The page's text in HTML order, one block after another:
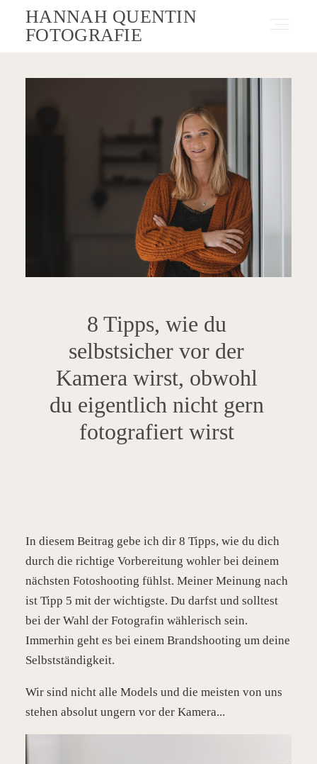
HANNAH QUENTIN
FOTOGRAFIE
8 Tipps, wie du
selbstsicher vor der
Kamera wirst, obwohl
du eigentlich nicht gern
fotografiert wirst
In diesem Beitrag gebe ich dir 8 Tipps, wie du dich
durch die richtige Vorbereitung wohler bei deinem
nächsten Fotoshooting fühlst. Meiner Meinung nach
ist Tipp 5 mit der wichtigste. Du darfst und solltest
bei der Wahl der Fotografin wählerisch sein.
Immerhin geht es bei einem Brandshooting um deine
Selbstständigkeit.
Wir sind nicht alle Models und die meisten von uns
stehen absolut ungern vor der Kamera...
Angebote
Blog
Über Mich